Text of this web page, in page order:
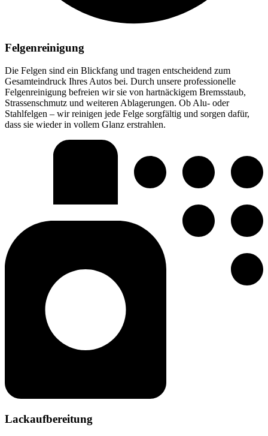
Felgenreinigung
Die Felgen sind ein Blickfang und tragen entscheidend zum
Gesamteindruck Ihres Autos bei. Durch unsere professionelle
Felgenreinigung befreien wir sie von hartnäckigem Bremsstaub,
Strassenschmutz und weiteren Ablagerungen. Ob Alu- oder
Stahlfelgen – wir reinigen jede Felge sorgfältig und sorgen dafür,
dass sie wieder in vollem Glanz erstrahlen.
Lackaufbereitung